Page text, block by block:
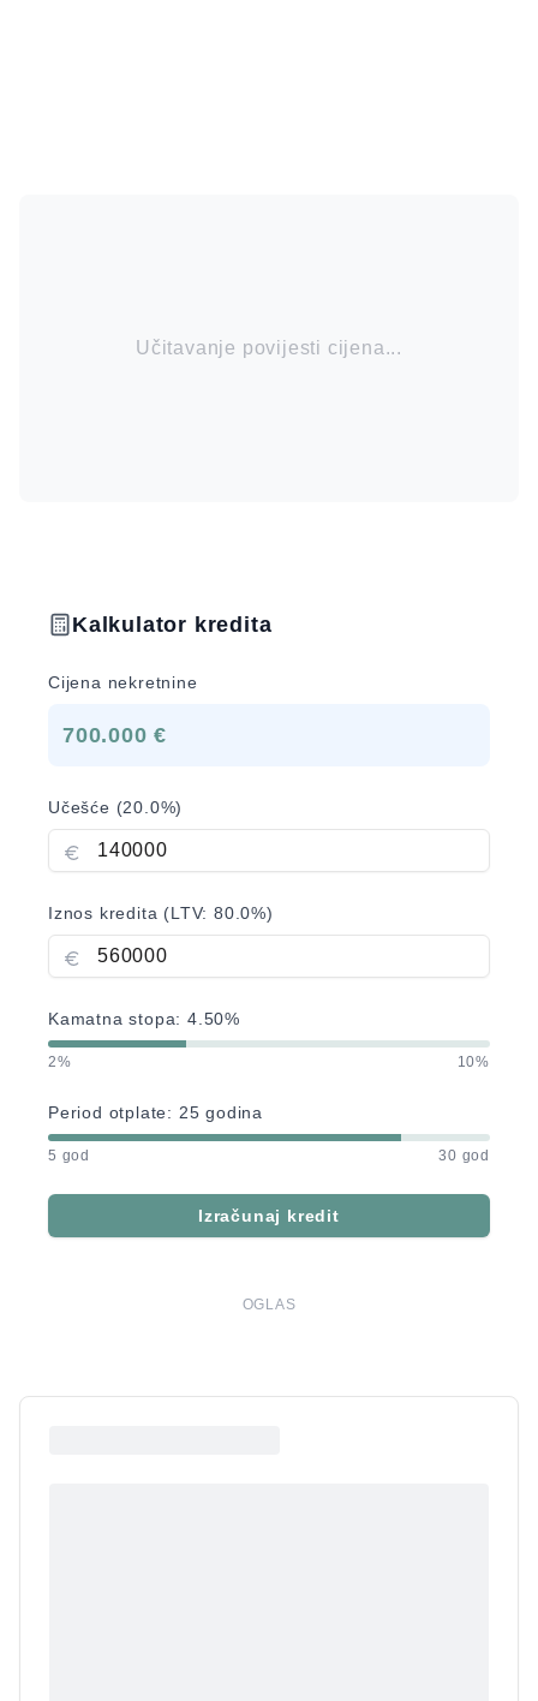
Učitavanje povijesti cijena...
Kalkulator kredita
Cijena nekretnine
700.000 €
Učešće (20.0%)
Iznos kredita (LTV:80.0%)
Kamatna stopa:4.50%
2% 10%
Period otplate: 25 godina
5 god 30 god
Izračunaj kredit
OGLAS